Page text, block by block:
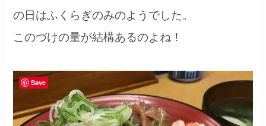
の日はふくらぎのみのようでした。
このづけの量が結構あるのよね！
Save